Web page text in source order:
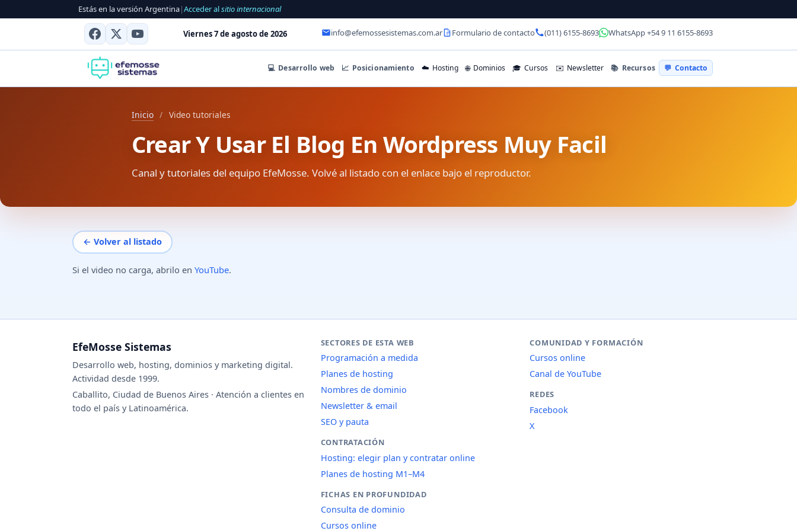
Estás en la versión Argentina|Acceder alsitio internacional
Viernes 7 de agosto de 2026 info@efemossesistemas.com.ar Formulario de contacto (011) 6155-8693 WhatsApp +54 9 11 6155-8693
💻 Desarrollo web 📈 Posicionamiento ☁️ Hosting 🌐 Dominios 🎓 Cursos ✉️ Newsletter 📚 Recursos 💬 Contacto
Inicio / Video tutoriales
Crear Y Usar El Blog En Wordpress Muy Facil
Canal y tutoriales del equipo EfeMosse. Volvé al listado con el enlace bajo el reproductor.
← Volver al listado
Si el video no carga, abrilo en YouTube.
EfeMosse Sistemas
Desarrollo web, hosting, dominios y marketing digital.
Actividad desde 1999.
Caballito, Ciudad de Buenos Aires · Atención a clientes en
todo el país y Latinoamérica.
SECTORES DE ESTA WEB
Programación a medida
Planes de hosting
Nombres de dominio
Newsletter & email
SEO y pauta
CONTRATACIÓN
Hosting: elegir plan y contratar online
Planes de hosting M1–M4
FICHAS EN PROFUNDIDAD
Consulta de dominio
Cursos online
COMUNIDAD Y FORMACIÓN
Cursos online
Canal de YouTube
REDES
Facebook
X